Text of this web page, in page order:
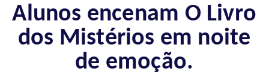
Alunos encenam O Livro
dos Mistérios em noite
de emoção.